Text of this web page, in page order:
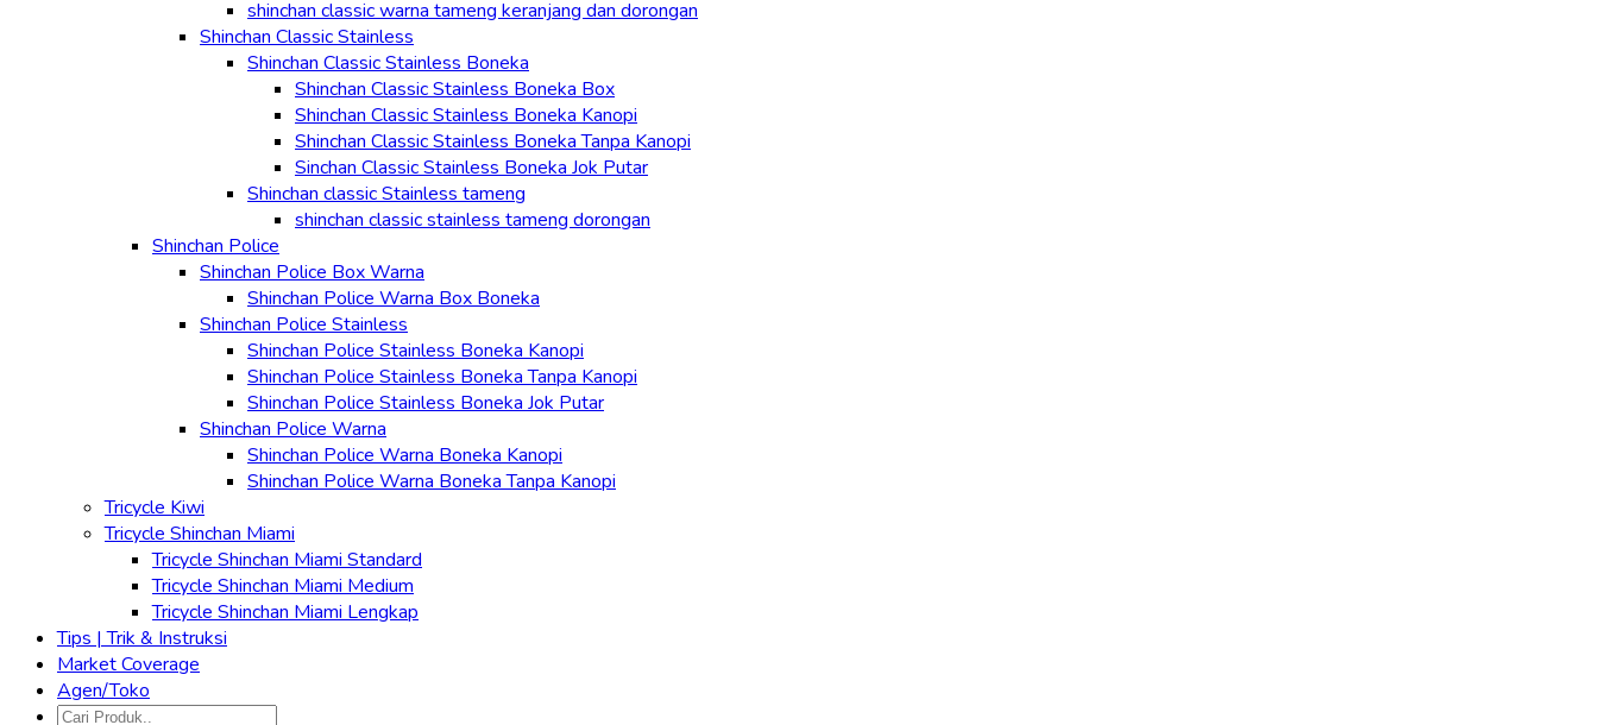
shinchan classic warna tameng keranjang dan dorongan
Shinchan Classic Stainless
Shinchan Classic Stainless Boneka
Shinchan Classic Stainless Boneka Box
Shinchan Classic Stainless Boneka Kanopi
Shinchan Classic Stainless Boneka Tanpa Kanopi
Sinchan Classic Stainless Boneka Jok Putar
Shinchan classic Stainless tameng
shinchan classic stainless tameng dorongan
Shinchan Police
Shinchan Police Box Warna
Shinchan Police Warna Box Boneka
Shinchan Police Stainless
Shinchan Police Stainless Boneka Kanopi
Shinchan Police Stainless Boneka Tanpa Kanopi
Shinchan Police Stainless Boneka Jok Putar
Shinchan Police Warna
Shinchan Police Warna Boneka Kanopi
Shinchan Police Warna Boneka Tanpa Kanopi
Tricycle Kiwi
Tricycle Shinchan Miami
Tricycle Shinchan Miami Standard
Tricycle Shinchan Miami Medium
Tricycle Shinchan Miami Lengkap
Tips | Trik & Instruksi
Market Coverage
Agen/Toko